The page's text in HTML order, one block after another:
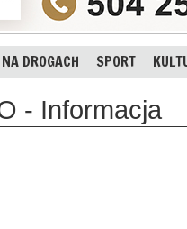
NA DROGACH SPORT
- Informacja